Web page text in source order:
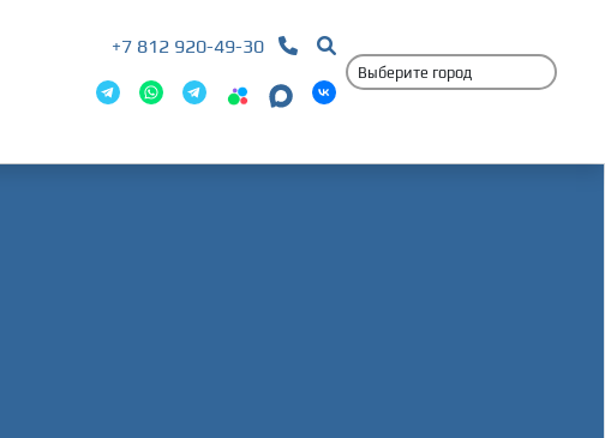
+7 812 920-49-30